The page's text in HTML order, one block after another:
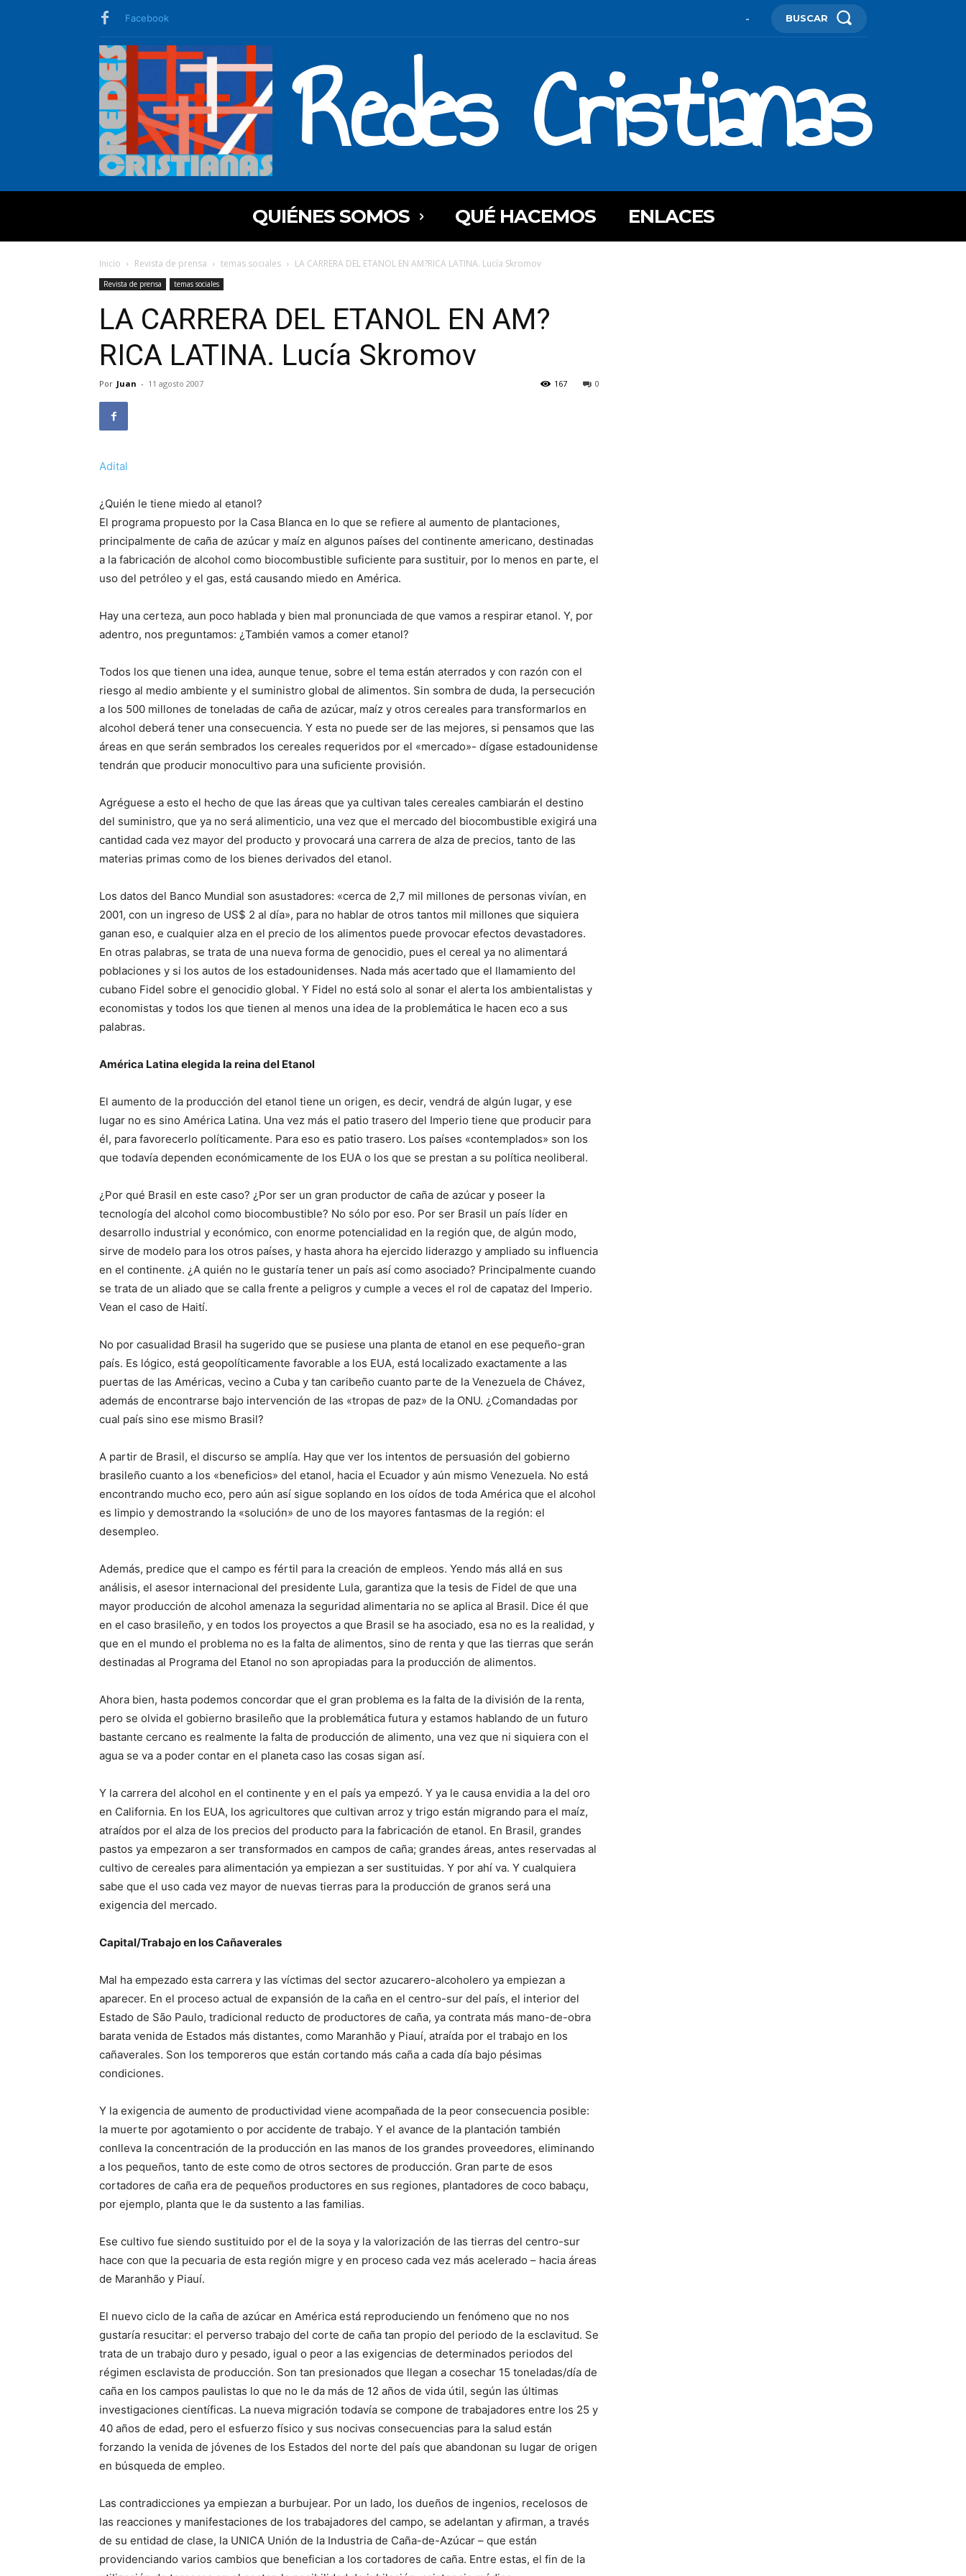
Facebook - BUSCAR
Redes Cristianas
QUIÉNES SOMOS QUÉ HACEMOS ENLACES
Inicio Revista de prensa temas sociales LA CARRERA DEL ETANOL EN AM?RICA LATINA. Lucía Skromov
Revista de prensa temas sociales
LA CARRERA DEL ETANOL EN AM?
RICA LATINA. Lucía Skromov
Por Juan - 11 agosto 2007 0
167
Adital
¿Quién le tiene miedo al etanol?
El programa propuesto por la Casa Blanca en lo que se refiere al aumento de plantaciones,
principalmente de caña de azúcar y maíz en algunos países del continente americano, destinadas
a la fabricación de alcohol como biocombustible suficiente para sustituir, por lo menos en parte, el
uso del petróleo y el gas, está causando miedo en América.
Hay una certeza, aun poco hablada y bien mal pronunciada de que vamos a respirar etanol. Y, por
adentro, nos preguntamos: ¿También vamos a comer etanol?
Todos los que tienen una idea, aunque tenue, sobre el tema están aterrados y con razón con el
riesgo al medio ambiente y el suministro global de alimentos. Sin sombra de duda, la persecución
a los 500 millones de toneladas de caña de azúcar, maíz y otros cereales para transformarlos en
alcohol deberá tener una consecuencia. Y esta no puede ser de las mejores, si pensamos que las
áreas en que serán sembrados los cereales requeridos por el «mercado»- dígase estadounidense
tendrán que producir monocultivo para una suficiente provisión.
Agréguese a esto el hecho de que las áreas que ya cultivan tales cereales cambiarán el destino
del suministro, que ya no será alimenticio, una vez que el mercado del biocombustible exigirá una
cantidad cada vez mayor del producto y provocará una carrera de alza de precios, tanto de las
materias primas como de los bienes derivados del etanol.
Los datos del Banco Mundial son asustadores: «cerca de 2,7 mil millones de personas vivían, en
2001, con un ingreso de US$ 2 al día», para no hablar de otros tantos mil millones que siquiera
ganan eso, e cualquier alza en el precio de los alimentos puede provocar efectos devastadores.
En otras palabras, se trata de una nueva forma de genocidio, pues el cereal ya no alimentará
poblaciones y si los autos de los estadounidenses. Nada más acertado que el llamamiento del
cubano Fidel sobre el genocidio global. Y Fidel no está solo al sonar el alerta los ambientalistas y
economistas y todos los que tienen al menos una idea de la problemática le hacen eco a sus
palabras.
América Latina elegida la reina del Etanol
El aumento de la producción del etanol tiene un origen, es decir, vendrá de algún lugar, y ese
lugar no es sino América Latina. Una vez más el patio trasero del Imperio tiene que producir para
él, para favorecerlo políticamente. Para eso es patio trasero. Los países «contemplados» son los
que todavía dependen económicamente de los EUA o los que se prestan a su política neoliberal.
¿Por qué Brasil en este caso? ¿Por ser un gran productor de caña de azúcar y poseer la
tecnología del alcohol como biocombustible? No sólo por eso. Por ser Brasil un país líder en
desarrollo industrial y económico, con enorme potencialidad en la región que, de algún modo,
sirve de modelo para los otros países, y hasta ahora ha ejercido liderazgo y ampliado su influencia
en el continente. ¿A quién no le gustaría tener un país así como asociado? Principalmente cuando
se trata de un aliado que se calla frente a peligros y cumple a veces el rol de capataz del Imperio.
Vean el caso de Haití.
No por casualidad Brasil ha sugerido que se pusiese una planta de etanol en ese pequeño-gran
país. Es lógico, está geopolíticamente favorable a los EUA, está localizado exactamente a las
puertas de las Américas, vecino a Cuba y tan caribeño cuanto parte de la Venezuela de Chávez,
además de encontrarse bajo intervención de las «tropas de paz» de la ONU. ¿Comandadas por
cual país sino ese mismo Brasil?
A partir de Brasil, el discurso se amplía. Hay que ver los intentos de persuasión del gobierno
brasileño cuanto a los «beneficios» del etanol, hacia el Ecuador y aún mismo Venezuela. No está
encontrando mucho eco, pero aún así sigue soplando en los oídos de toda América que el alcohol
es limpio y demostrando la «solución» de uno de los mayores fantasmas de la región: el
desempleo.
Además, predice que el campo es fértil para la creación de empleos. Yendo más allá en sus
análisis, el asesor internacional del presidente Lula, garantiza que la tesis de Fidel de que una
mayor producción de alcohol amenaza la seguridad alimentaria no se aplica al Brasil. Dice él que
en el caso brasileño, y en todos los proyectos a que Brasil se ha asociado, esa no es la realidad, y
que en el mundo el problema no es la falta de alimentos, sino de renta y que las tierras que serán
destinadas al Programa del Etanol no son apropiadas para la producción de alimentos.
Ahora bien, hasta podemos concordar que el gran problema es la falta de la división de la renta,
pero se olvida el gobierno brasileño que la problemática futura y estamos hablando de un futuro
bastante cercano es realmente la falta de producción de alimento, una vez que ni siquiera con el
agua se va a poder contar en el planeta caso las cosas sigan así.
Y la carrera del alcohol en el continente y en el país ya empezó. Y ya le causa envidia a la del oro
en California. En los EUA, los agricultores que cultivan arroz y trigo están migrando para el maíz,
atraídos por el alza de los precios del producto para la fabricación de etanol. En Brasil, grandes
pastos ya empezaron a ser transformados en campos de caña; grandes áreas, antes reservadas al
cultivo de cereales para alimentación ya empiezan a ser sustituidas. Y por ahí va. Y cualquiera
sabe que el uso cada vez mayor de nuevas tierras para la producción de granos será una
exigencia del mercado.
Capital/Trabajo en los Cañaverales
Mal ha empezado esta carrera y las víctimas del sector azucarero-alcoholero ya empiezan a
aparecer. En el proceso actual de expansión de la caña en el centro-sur del país, el interior del
Estado de São Paulo, tradicional reducto de productores de caña, ya contrata más mano-de-obra
barata venida de Estados más distantes, como Maranhão y Piauí, atraída por el trabajo en los
cañaverales. Son los temporeros que están cortando más caña a cada día bajo pésimas
condiciones.
Y la exigencia de aumento de productividad viene acompañada de la peor consecuencia posible:
la muerte por agotamiento o por accidente de trabajo. Y el avance de la plantación también
conlleva la concentración de la producción en las manos de los grandes proveedores, eliminando
a los pequeños, tanto de este como de otros sectores de producción. Gran parte de esos
cortadores de caña era de pequeños productores en sus regiones, plantadores de coco babaçu,
por ejemplo, planta que le da sustento a las familias.
Ese cultivo fue siendo sustituido por el de la soya y la valorización de las tierras del centro-sur
hace con que la pecuaria de esta región migre y en proceso cada vez más acelerado – hacia áreas
de Maranhão y Piauí.
El nuevo ciclo de la caña de azúcar en América está reproduciendo un fenómeno que no nos
gustaría resucitar: el perverso trabajo del corte de caña tan propio del periodo de la esclavitud. Se
trata de un trabajo duro y pesado, igual o peor a las exigencias de determinados periodos del
régimen esclavista de producción. Son tan presionados que llegan a cosechar 15 toneladas/día de
caña en los campos paulistas lo que no le da más de 12 años de vida útil, según las últimas
investigaciones científicas. La nueva migración todavía se compone de trabajadores entre los 25 y
40 años de edad, pero el esfuerzo físico y sus nocivas consecuencias para la salud están
forzando la venida de jóvenes de los Estados del norte del país que abandonan su lugar de origen
en búsqueda de empleo.
Las contradicciones ya empiezan a burbujear. Por un lado, los dueños de ingenios, recelosos de
las reacciones y manifestaciones de los trabajadores del campo, se adelantan y afirman, a través
de su entidad de clase, la UNICA Unión de la Industria de Caña-de-Azúcar – que están
providenciando varios cambios que benefician a los cortadores de caña. Entre estas, el fin de la